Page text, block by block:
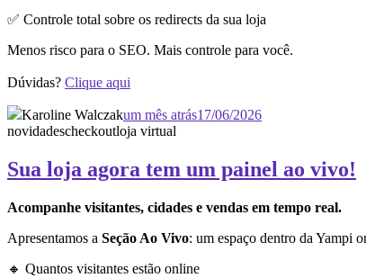
✅ Controle total sobre os redirects da sua loja
Menos risco para o SEO. Mais controle para você.
Dúvidas? Clique aqui
Karoline Walczakum mês atrás17/06/2026
novidadescheckoutloja virtual
Sua loja agora tem um painel ao vivo!
Acompanhe visitantes, cidades e vendas em tempo real.
Apresentamos a Seção Ao Vivo: um espaço dentro da Yampi
🔸 Quantos visitantes estão online